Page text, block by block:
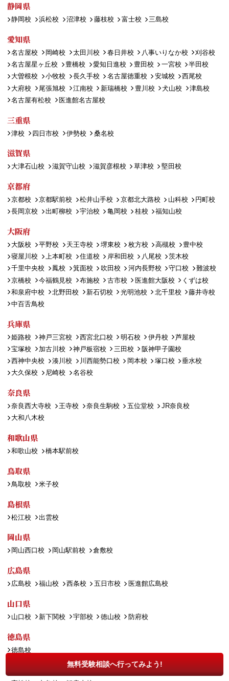
無料受験相談へ行ってみよう!
静岡県
静岡校 浜松校 沼津校 藤枝校 富士校 三島校
愛知県
名古屋校 岡崎校 太田川校 春日井校 八事いりなか校
刈谷校
名古屋星ヶ丘校
豊橋校 愛知日進校 豊田校 一宮校
半田校
大曽根校
小牧校 長久手校 名古屋徳重校 安城校
西尾校
大府校
尾張旭校 江南校 新瑞橋校 豊川校 犬山校
津島校
名古屋有松校
医進館名古屋校
三重県
津校 四日市校 伊勢校 桑名校
滋賀県
大津石山校 滋賀守山校 滋賀彦根校 草津校 堅田校
京都府
京都校 京都駅前校 松井山手校 京都北大路校 山科校
円町校
長岡京校
出町柳校 宇治校 亀岡校 桂校 福知山校
大阪府
大阪校 平野校 天王寺校 堺東校 枚方校 高槻校
豊中校
寝屋川校
上本町校 住道校 岸和田校 八尾校
茨木校
千里中央校
鳳校 箕面校 吹田校 河内長野校 守口校
難波校
京橋校
今福鶴見校 布施校 古市校 医進館大阪校
くずは校
和泉府中校
北野田校 新石切校 光明池校 北千里校
藤井寺校
中百舌鳥校
兵庫県
姫路校 神戸三宮校 西宮北口校 明石校 伊丹校
芦屋校
宝塚校
加古川校 神戸板宿校 三田校
阪神甲子園校
西神中央校
湊川校 川西能勢口校 岡本校 塚口校
垂水校
大久保校
尼崎校 名谷校
奈良県
奈良西大寺校 王寺校 奈良生駒校 五位堂校
JR奈良校
大和八木校
和歌山県
和歌山校 橋本駅前校
鳥取県
鳥取校 米子校
島根県
松江校 出雲校
岡山県
岡山西口校 岡山駅前校 倉敷校
広島県
広島校 福山校 西条校 五日市校 医進館広島校
山口県
山口校 新下関校 宇部校 徳山校 防府校
徳島県
徳島校
香川県